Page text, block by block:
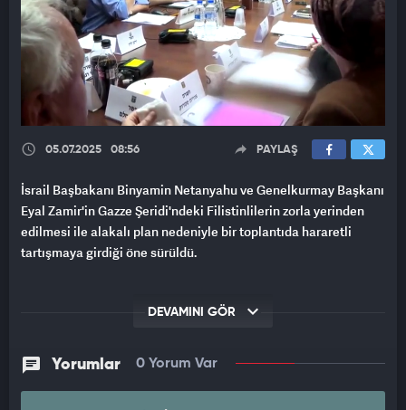
05.07.2025 08:56 PAYLAŞ
İsrail Başbakanı Binyamin Netanyahu ve Genelkurmay Başkanı
Eyal Zamir'in Gazze Şeridi'ndeki Filistinlilerin zorla yerinden
edilmesi ile alakalı plan nedeniyle bir toplantıda hararetli
tartışmaya girdiği öne sürüldü.
DEVAMINI GÖR
Yorumlar 0 Yorum Var